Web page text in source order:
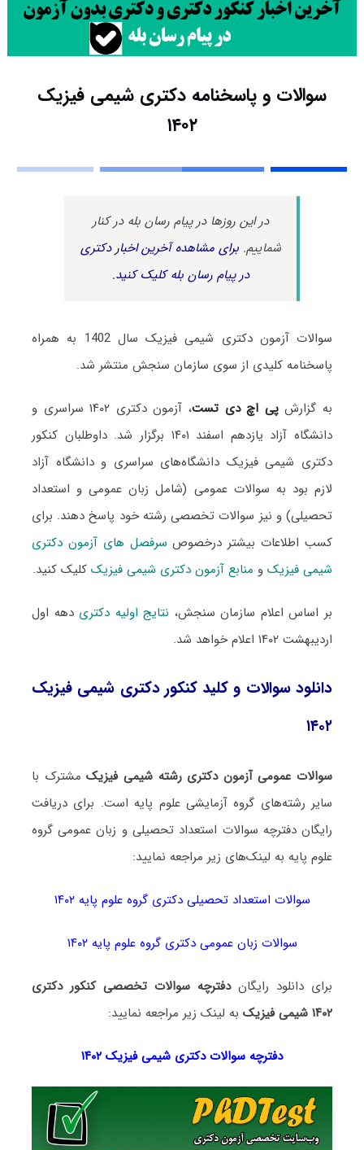
سوالات و پاسخنامه دکتری شیمی فیزیک
۱۴۰۲
در این روزها در پیام رسان بله در کنار
شماییم.برای مشاهده آخرین اخبار دکتری
در پیام رسان بله کلیک کنید.
سوالات آزمون دکتری شیمی فیزیک سال 1402 به همراه
پاسخنامه کلیدی از سوی سازمان سنجش منتشر شد.
به گزارشپی اچ دی تست
، آزمون دکتری ۱۴۰۲ سراسری و
دانشگاه آزاد یازدهم اسفند ۱۴۰۱ برگزار شد. داوطلبان کنکور
دکتری شیمی فیزیک دانشگاه‌های سراسری و دانشگاه آزاد
لازم بود به سوالات عمومی (شامل زبان عمومی و استعداد
تحصیلی) و نیز سوالات تخصصی رشته خود پاسخ دهند. برای
کسب اطلاعات بیشتر درخصوص سرفصل های آزمون دکتری
شیمی فیزیکو منابع آزمون دکتری شیمی فیزیککلیک کنید.
بر اساس اعلام سازمان سنجش، نتایج اولیه دکتری دهه اول
اردیبهشت ۱۴۰۲ اعلام خواهد شد.
دانلود سوالات و کلید کنکور دکتری شیمی فیزیک
۱۴۰۲
سوالات عمومی آزمون دکتری رشته شیمی فیزیکمشترک با
سایر رشته‌های گروه آزمایشی علوم پایه است. برای دریافت
رایگان دفترچه سوالات استعداد تحصیلی و زبان عمومی گروه
علوم پایه به لینک‌های زیر مراجعه نمایید:
سوالات استعداد تحصیلی دکتری گروه علوم پایه ۱۴۰۲
سوالات زبان عمومی دکتری گروه علوم پایه ۱۴۰۲
برای دانلود رایگاندفترچه سوالات تخصصی کنکور دکتری
۱۴۰۲ شیمی فیزیک
به لینک زیر مراجعه نمایید:
دفترچه سوالات دکتری شیمی فیزیک ۱۴۰۲